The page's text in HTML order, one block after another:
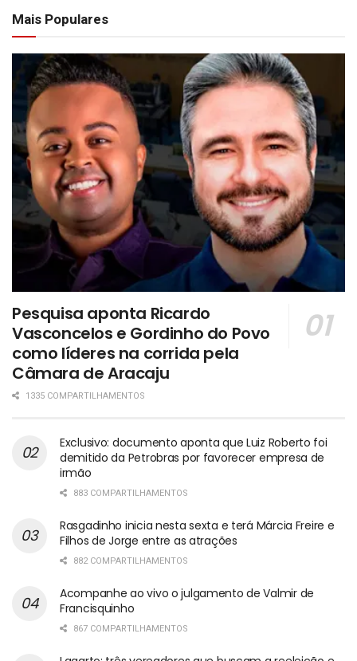
Mais Populares
Pesquisa aponta Ricardo
Vasconcelos e Gordinho do Povo
como líderes na corrida pela
Câmara de Aracaju
1335 COMPARTILHAMENTOS
Exclusivo: documento aponta que Luiz Roberto foi
demitido da Petrobras por favorecer empresa de
irmão
883 COMPARTILHAMENTOS
Rasgadinho inicia nesta sexta e terá Márcia Freire e
Filhos de Jorge entre as atrações
882 COMPARTILHAMENTOS
Acompanhe ao vivo o julgamento de Valmir de
Francisquinho
867 COMPARTILHAMENTOS